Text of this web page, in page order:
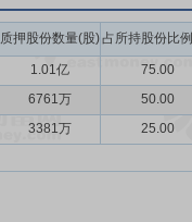
质押股份数量(股)占所持股份比
1.01亿
75.00
6761万
50.00
3381万 25.00